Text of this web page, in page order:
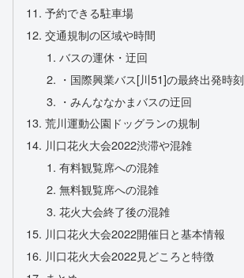
予約できる駐車場
交通規制の区域や時間
バスの運休・迂回
・国際興業バス[川51]の最終出発時刻
・みんななかまバスの迂回
荒川運動公園ドッグランの規制
川口花火大会2022渋滞や混雑
有料観覧席への混雑
無料観覧席への混雑
花火大会終了後の混雑
川口花火大会2022開催日と基本情報
川口花火大会2022見どころと特徴